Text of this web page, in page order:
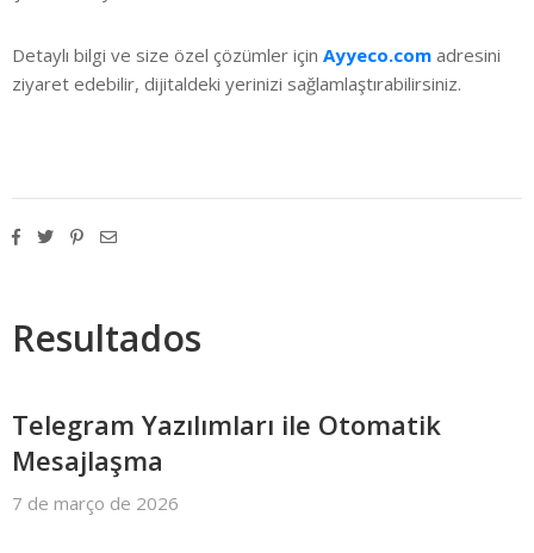
Detaylı bilgi ve size özel çözümler için Ayyeco.com adresini
ziyaret edebilir, dijitaldeki yerinizi sağlamlaştırabilirsiniz.
Resultados
Telegram Yazılımları ile Otomatik
Mesajlaşma
7 de março de 2026